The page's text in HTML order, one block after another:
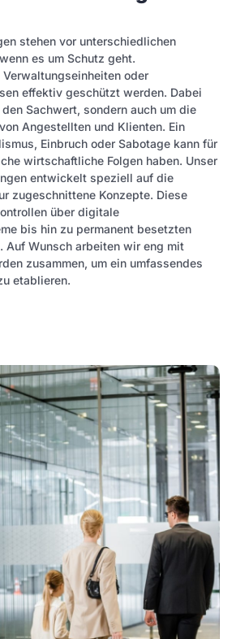
stehen vor unterschiedlichen
es um Schutz geht.
oder
effektiv geschützt werden. Dabei
Sachwert, sondern auch um die
Angestellten und Klienten. Ein
Einbruch oder Sabotage kann für
wirtschaftliche Folgen haben. Unser
entwickelt speziell auf die
zugeschnittene Konzepte. Diese
über digitale
bis hin zu permanent besetzten
Auf Wunsch arbeiten wir eng mit
zusammen, um ein umfassendes
etablieren.